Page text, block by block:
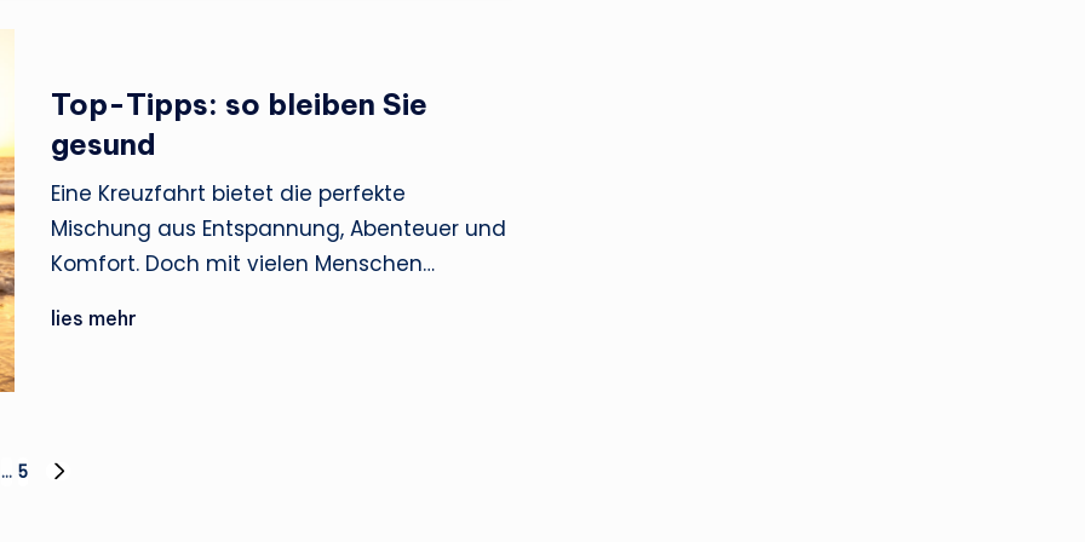
Top-Tipps: so bleiben Sie
gesund
Eine Kreuzfahrt bietet die perfekte
Mischung aus Entspannung, Abenteuer und
Komfort. Doch mit vielen Menschen…
lies mehr
… 5